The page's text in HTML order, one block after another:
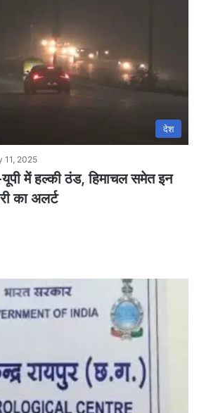
देश
11, 2025
में हल्की ठंड, हिमाचल समेत इन
का अलर्ट